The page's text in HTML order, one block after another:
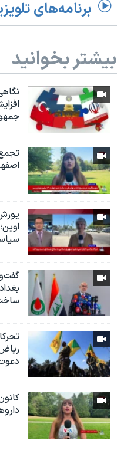
برنامه‌های
بیشتر بخوانید